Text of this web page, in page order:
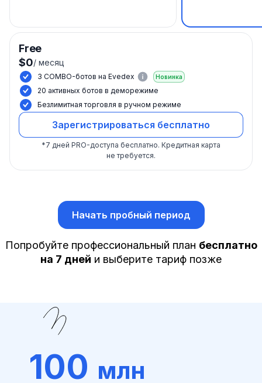
Free
$0/ месяц
3 COMBO-ботов на Evedex Новинка
20 активных ботов в деморежиме
Безлимитная торговля в ручном режиме
Зарегистрироваться бесплатно
*7 дней PRO-доступа бесплатно. Кредитная карта
не требуется.
Начать пробный период
Попробуйте профессиональный план бесплатно
на 7 дней и выберите тариф позже
100 млн